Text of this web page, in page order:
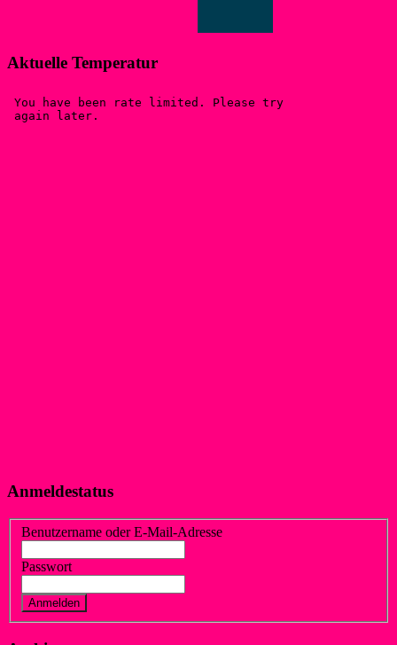
Aktuelle Temperatur
Anmeldestatus
Benutzername oder E-Mail-Adresse
Passwort